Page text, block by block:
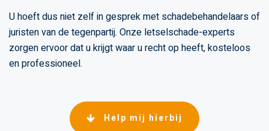
U hoeft dus niet zelf in gesprek met schadebehandelaars of
juristen van de tegenpartij. Onze letselschade-experts
zorgen ervoor dat u krijgt waar u recht op heeft, kosteloos
en professioneel.
Help mij hierbij